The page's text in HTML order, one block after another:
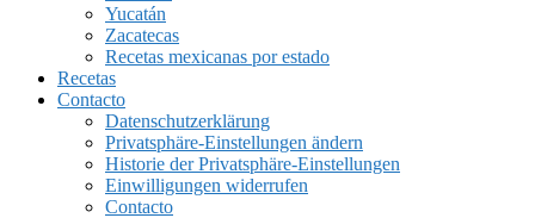
Yucatán
Zacatecas
Recetas mexicanas por estado
Recetas
Contacto
Datenschutzerklärung
Privatsphäre-Einstellungen ändern
Historie der Privatsphäre-Einstellungen
Einwilligungen widerrufen
Contacto